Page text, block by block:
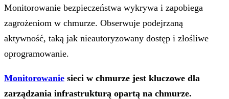
Monitorowanie bezpieczeństwa wykrywa i zapobiega
zagrożeniom w chmurze. Obserwuje podejrzaną
aktywność, taką jak nieautoryzowany dostęp i złośliwe
oprogramowanie.
Monitorowanie sieci w chmurze jest kluczowe dla
zarządzania infrastrukturą opartą na chmurze.